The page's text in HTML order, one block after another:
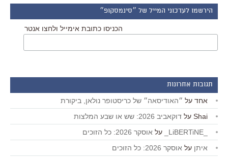
הירשמו לעדכוני המייל של ״סינמסקופ״
הכניסו כתובת אימייל ולחצו אנטר
תגובות אחרונות
אחד על ״האודיסאה״ של כריסטופר נולאן, ביקורת
Shai על דוקאביב 2026: שש או שבע המלצות
על אוסקר 2026: כל הזוכים
איתן על אוסקר 2026: כל הזוכים